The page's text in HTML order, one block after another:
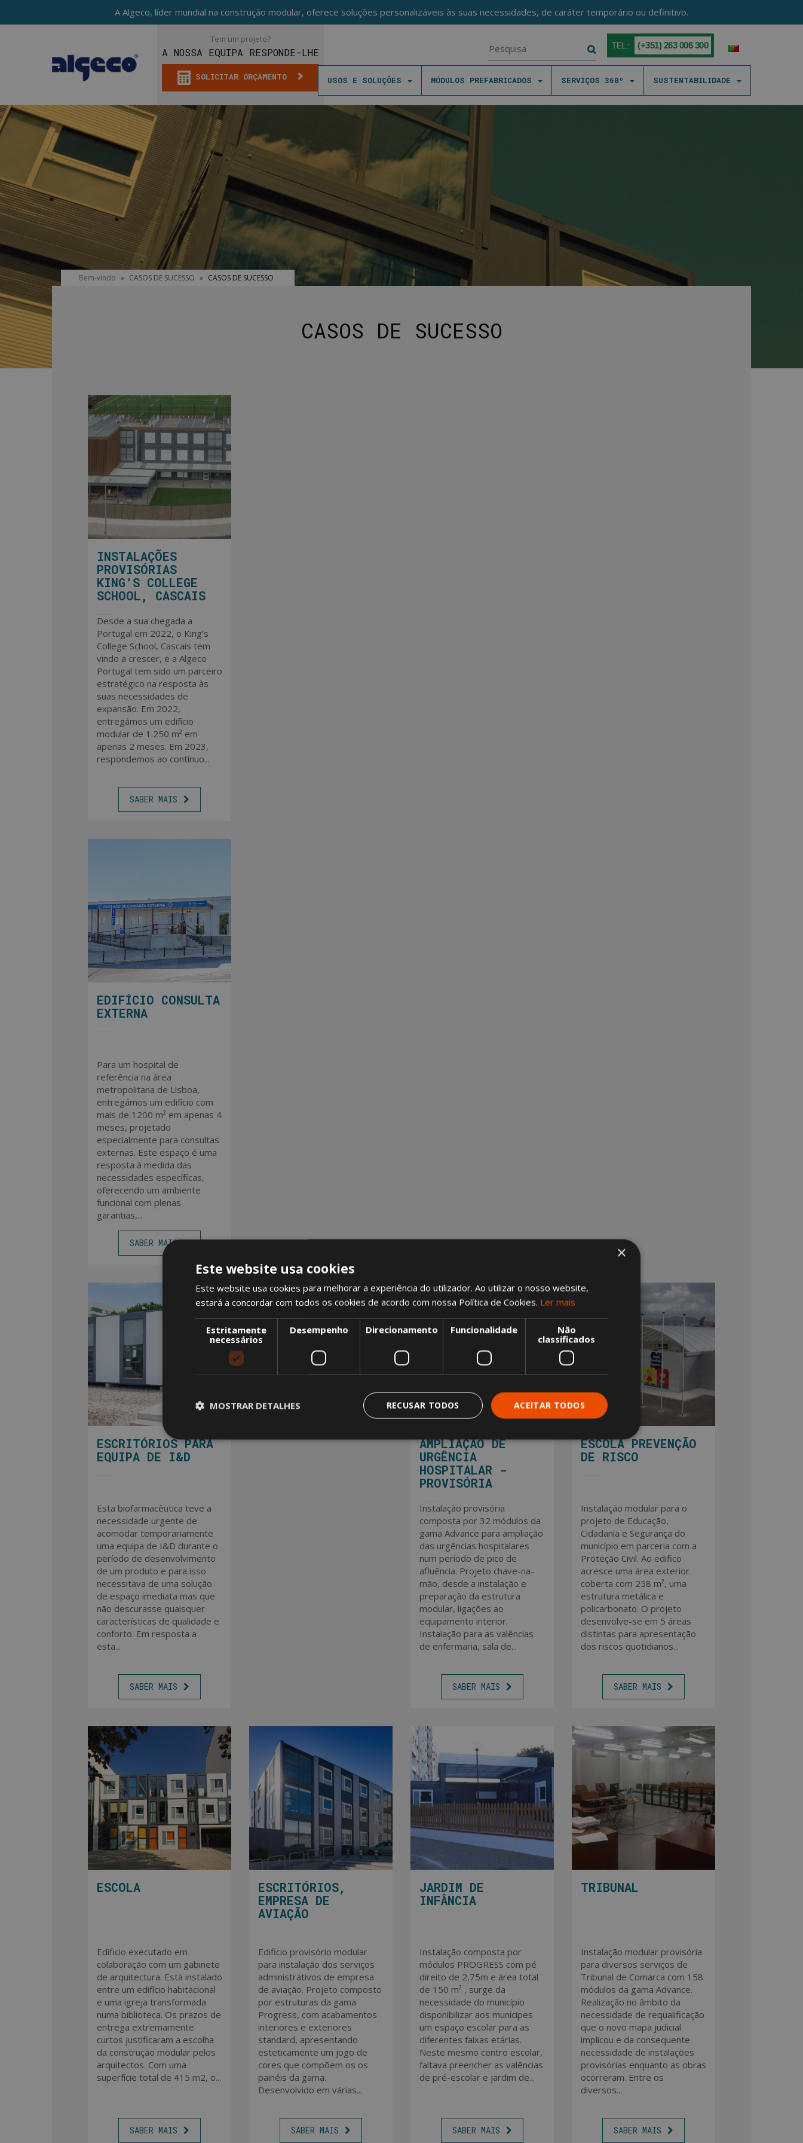
Skip
to
main
A Algeco, líder mundial na construção modular, oferece soluções personalizáveis às suas necessidades, de caráter temporário ou definitivo.
Tem um projeto?
A NOSSA EQUIPA RESPONDE-LHE
SOLICITAR ORÇAMENTO
TEL.: (+351) 263 006 300
USOS E SOLUÇÕES MÓDULOS PREFABRICADOS SERVIÇOS 360º SUSTENTABILIDADE
You
Bem-vindo » CASOS DE SUCESSO » CASOS DE SUCESSO
CASOS DE SUCESSO
INSTALAÇÕES
PROVISÓRIAS
KING’S COLLEGE
SCHOOL, CASCAIS
Desde a sua chegada a
Portugal em 2022, o King’s
College School, Cascais tem
vindo a crescer, e a Algeco
Portugal tem sido um parceiro
estratégico na resposta às
suas necessidades de
expansão. Em 2022,
entregámos um edifício
modular de 1.250 m² em
apenas 2 meses. Em 2023,
respondemos ao contínuo...
SABER MAIS
EDIFÍCIO CONSULTA
EXTERNA
Para um hospital de
referência na área
metropolitana de Lisboa,
entregámos um edifício com
mais de 1200 m² em apenas 4
meses, projetado
especialmente para consultas
externas. Este espaço é uma
resposta à medida das
necessidades específicas,
oferecendo um ambiente
funcional com plenas
garantias,...
SABER MAIS
ESCRITÓRIOS PARA
EQUIPA DE I&D
Esta biofarmacêutica teve a
necessidade urgente de
acomodar temporariamente
uma equipa de I&D durante o
período de desenvolvimento
de um produto e para isso
necessitava de uma solução
de espaço imediata mas que
não descurasse quaisquer
características de qualidade e
conforto. Em resposta a
esta...
SABER MAIS
AMPLIAÇÃO
Devido ao crescimento
acelerado das operações
desta reconhecida empresa
internacional da indústria
marítima, as instalações
existentes, em Vila Nova de
Cerveira, tornaram-se
insuficientes e, por isso, a
necessidade mais espaço,
que continuasse a
proporcionar as melhores
SABER MAIS
AMPLIAÇÃO DE
URGÊNCIA
HOSPITALAR -
PROVISÓRIA
Instalação provisória
composta por 32 módulos da
gama Advance para ampliação
das urgências hospitalares
num período de pico de
afluência. Projeto chave-na-
mão, desde a instalação e
preparação da estrutura
modular, ligações ao
equipamento interior.
Instalação para as valências
de enfermaria, sala de...
SABER MAIS
ESCOLA PREVENÇÃO
DE RISCO
Instalação modular para o
projeto de Educação,
Cidadania e Segurança do
município em parceria com a
Proteção Civil. Ao edifico
acresce uma área exterior
coberta com 258 m², uma
estrutura metálica e
policarbonato. O projeto
desenvolve-se em 5 áreas
distintas para apresentação
dos riscos quotidianos...
SABER MAIS
ESCOLA
Edificio executado em
colaboração com um gabinete
de arquitectura. Está instalado
entre um edifício habitacional
e uma igreja transformada
numa biblioteca. Os prazos de
entrega extremamente
curtos justificaram a escolha
da construção modular pelos
arquitectos. Com uma
superfície total de 415 m2, o...
SABER MAIS
ESCRITÓRIOS,
EMPRESA DE
AVIAÇÃO
Edificio provisório modular
para instalação dos serviços
administrativos de empresa
de aviação. Projeto composto
por estruturas da gama
Progress, com acabamentos
interiores e exteriores
standard, apresentando
esteticamente um jogo de
cores que compõem os os
painéis da gama.
Desenvolvido em várias...
SABER MAIS
JARDIM DE
INFÂNCIA
Instalação composta por
módulos PROGRESS com pé
direito de 2,75m e área total
de 150 m² , surge da
necessidade do município
disponibilizar aos munícipes
um espaço escolar para as
diferentes faixas etárias.
Neste mesmo centro escolar,
faltava preencher as valências
de pré-escolar e jardim de...
SABER MAIS
TRIBUNAL
Instalação modular provisória
para diversos serviços de
Tribunal de Comarca com 158
módulos da gama Advance.
Realização no âmbito da
necessidade de requalificação
que o novo mapa judicial
implicou e da consequente
necessidade de instalações
provisórias enquanto as obras
ocorreram. Entre os
diversos...
SABER MAIS
×
Este website usa cookies
Este website usa cookies para melhorar a experiência do utilizador. Ao utilizar o nosso website,
estará a concordar com todos os cookies de acordo com nossa Política de Cookies. Ler mais
Estritamente
necessários
Desempenho Direcionamento Funcionalidade
Não
classificados
ACEITAR TODOS
RECUSAR TODOS
MOSTRAR DETALHES